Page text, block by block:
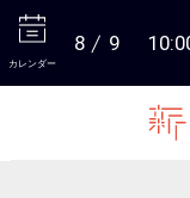
カレンダー
8 9